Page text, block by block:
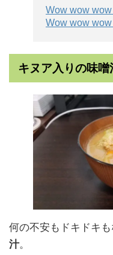
Wow wow
Wow wow wow
キヌア入りの味噌
何の不安もドキドキ
汁。